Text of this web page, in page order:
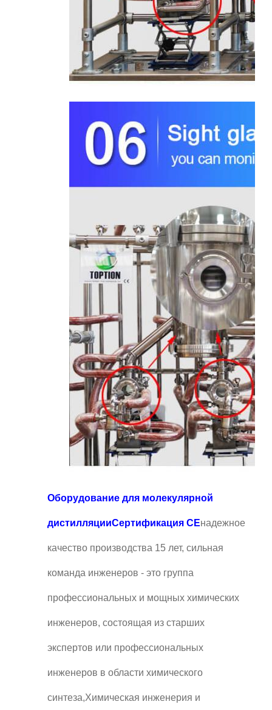
Оборудование для молекулярной
дистилляцииСертификация CEнадежное
качество производства 15 лет, сильная
команда инженеров - это группа
профессиональных и мощных химических
инженеров, состоящая из старших
экспертов или профессиональных
инженеров в области химического
синтеза,Химическая инженерия и